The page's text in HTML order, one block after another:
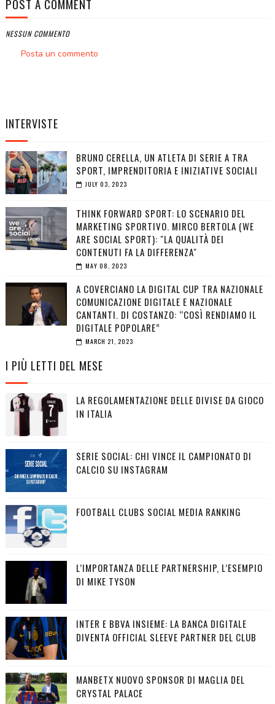
POST A COMMENT
NESSUN COMMENTO
Posta un commento
INTERVISTE
BRUNO CERELLA, UN ATLETA DI SERIE A TRA
SPORT, IMPRENDITORIA E INIZIATIVE SOCIALI
JULY 03, 2023
THINK FORWARD SPORT: LO SCENARIO DEL
MARKETING SPORTIVO. MIRCO BERTOLA (WE
ARE SOCIAL SPORT): "LA QUALITÀ DEI
CONTENUTI FA LA DIFFERENZA"
MAY 08, 2023
A COVERCIANO LA DIGITAL CUP TRA NAZIONALE
COMUNICAZIONE DIGITALE E NAZIONALE
CANTANTI. DI COSTANZO: “COSÌ RENDIAMO IL
DIGITALE POPOLARE”
MARCH 21, 2023
I PIÙ LETTI DEL MESE
LA REGOLAMENTAZIONE DELLE DIVISE DA GIOCO
IN ITALIA
SERIE SOCIAL: CHI VINCE IL CAMPIONATO DI
CALCIO SU INSTAGRAM
FOOTBALL CLUBS SOCIAL MEDIA RANKING
L’IMPORTANZA DELLE PARTNERSHIP, L’ESEMPIO
DI MIKE TYSON
INTER E BBVA INSIEME: LA BANCA DIGITALE
DIVENTA OFFICIAL SLEEVE PARTNER DEL CLUB
MANBETX NUOVO SPONSOR DI MAGLIA DEL
CRYSTAL PALACE